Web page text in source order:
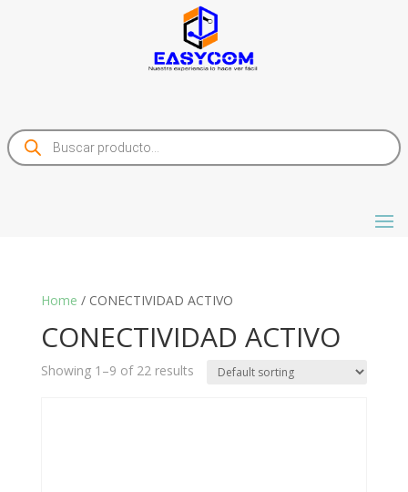
Products
search
Home / CONECTIVIDAD ACTIVO
CONECTIVIDAD ACTIVO
Showing 1–9 of 22 results